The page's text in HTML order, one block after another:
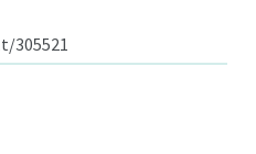
305521